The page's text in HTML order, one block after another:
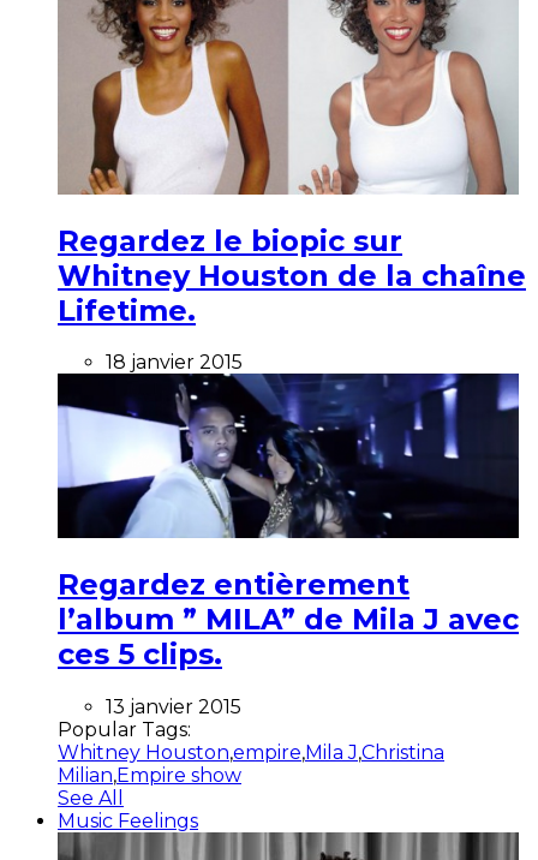
Regardez le biopic sur
Whitney Houston de la chaîne
Lifetime.
18 janvier 2015
Regardez entièrement
l’album ” MILA” de Mila J avec
ces 5 clips.
13 janvier 2015
Popular Tags:
Whitney Houston,empire,Mila J,Christina
Milian,Empire show
See All
Music Feelings